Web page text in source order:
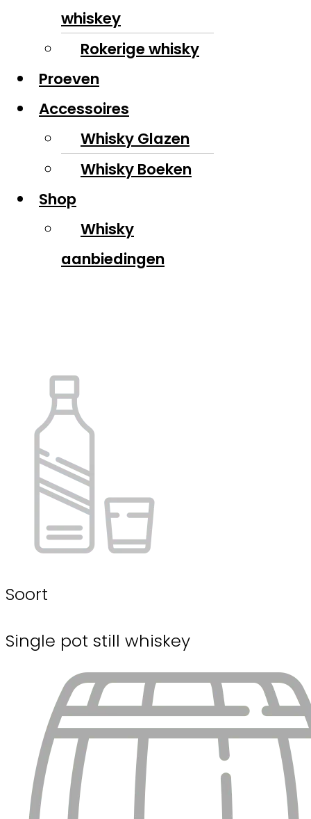
whiskey
Rokerige whisky
Proeven
Accessoires
Whisky Glazen
Whisky Boeken
Shop
Whisky
aanbiedingen
Soort
Single pot still whiskey